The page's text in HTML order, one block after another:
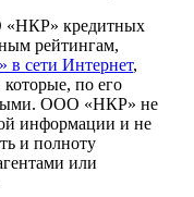
«НКР» кредитных
рейтингам,
сети Интернет,
по его
ООО «НКР» не
информации и не
и полноту
или